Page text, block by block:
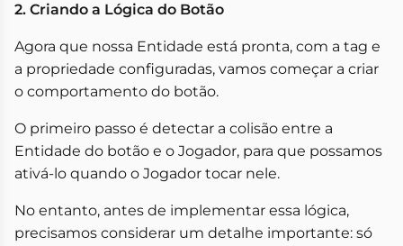
2. Criando a Lógica do Botão
Agora que nossa Entidade está pronta, com a tag e
a propriedade configuradas, vamos começar a criar
o comportamento do botão.
O primeiro passo é detectar a colisão entre a
Entidade do botão e o Jogador, para que possamos
ativá-lo quando o Jogador tocar nele.
No entanto, antes de implementar essa lógica,
precisamos considerar um detalhe importante: só